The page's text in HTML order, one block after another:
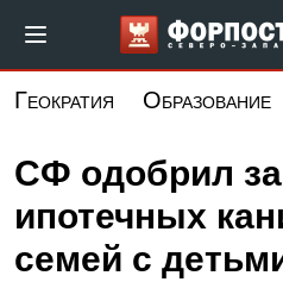
основному
Геократия Образование
СФ одобрил
ипотечных
семей с